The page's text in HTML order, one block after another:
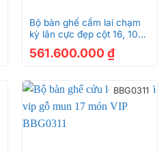
Bộ bàn ghế cẩm lai chạm
kỳ lân cực đẹp cột 16, 10
561.600.000 ₫
BBG0311